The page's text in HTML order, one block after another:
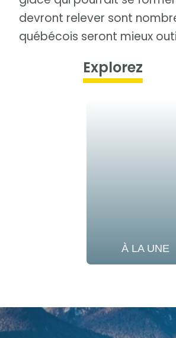
devront relever sont
québécois seront mieux
Explorez
À LA UNE